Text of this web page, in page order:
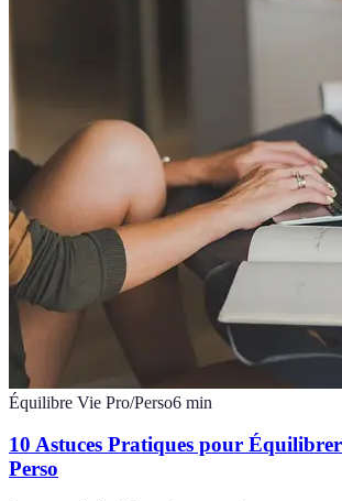
Équilibre Vie Pro/Perso6 min
10 Astuces Pratiques pour
Perso